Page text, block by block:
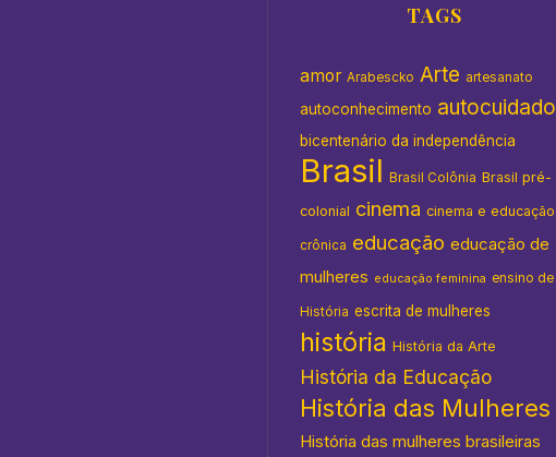
TAGS
amor Arabescko Arte artesanato
autoconhecimento autocuidado
bicentenário da independência
Brasil Brasil Colônia Brasil pré-
colonial cinema cinema e educação
crônica educação educação de
mulheres educação feminina ensino de
História escrita de mulheres
história História da Arte
História da Educação
História das Mulheres
História das mulheres brasileiras